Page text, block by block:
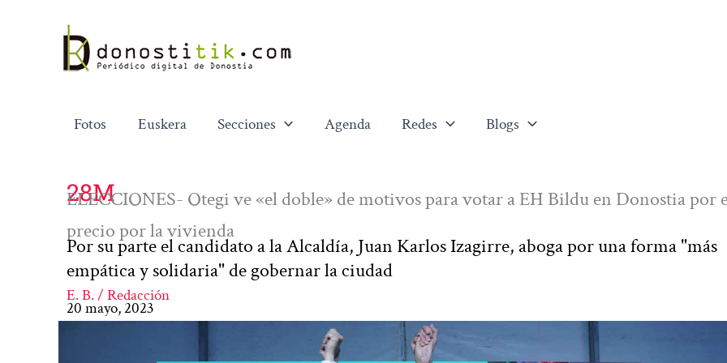
contenido
Fotos Euskera Secciones Agenda Redes Blogs
28M
ELECCIONES- Otegi ve «el doble» de motivos para votar a EH Bildu en Donostia por
precio por la vivienda
Por su parte el candidato a la Alcaldía, Juan Karlos Izagirre, aboga por una forma "más
empática y solidaria" de gobernar la ciudad
E. B. / Redacción
20 mayo, 2023